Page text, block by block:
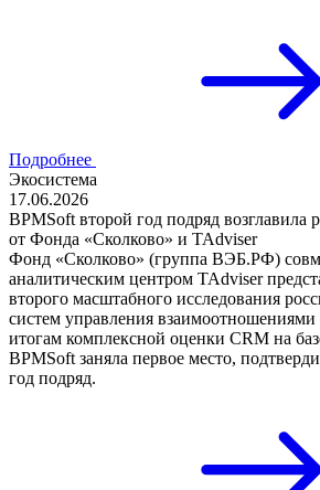
Подробнее
Экосистема
17.06.2026
BPMSoft второй год подряд возглавила
от Фонда «Сколково» и TAdviser
Фонд «Сколково» (группа ВЭБ.РФ)
аналитическим центром TAdviser
второго масштабного исследования
систем управления
итогам комплексной оценки CRM на
BPMSoft заняла первое место,
год подряд.